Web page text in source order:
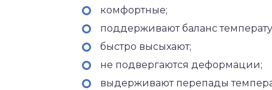
комфортные;
поддерживают баланс
быстро высыхают;
не подвергаются деформации;
выдерживают перепады